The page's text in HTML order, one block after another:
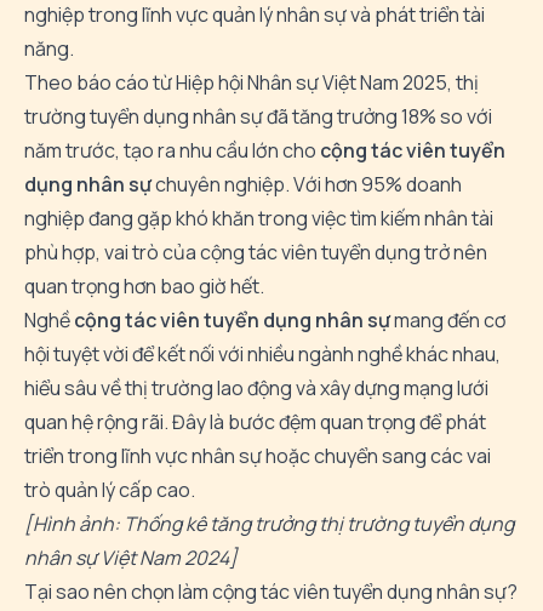
nghiệp trong lĩnh vực quản lý nhân sự và phát triển tài
năng.
Theo báo cáo từ Hiệp hội Nhân sự Việt Nam 2025, thị
trường tuyển dụng nhân sự đã tăng trưởng 18% so với
năm trước, tạo ra nhu cầu lớn cho cộng tác viên tuyển
dụng nhân sựchuyên nghiệp. Với hơn 95% doanh
nghiệp đang gặp khó khăn trong việc tìm kiếm nhân tài
phù hợp, vai trò của cộng tác viên tuyển dụng trở nên
quan trọng hơn bao giờ hết.
Nghềcộng tác viên tuyển dụng nhân sựmang đến cơ
hội tuyệt vời để kết nối với nhiều ngành nghề khác nhau,
hiểu sâu về thị trường lao động và xây dựng mạng lưới
quan hệ rộng rãi. Đây là bước đệm quan trọng để phát
triển trong lĩnh vực nhân sự hoặc chuyển sang các vai
trò quản lý cấp cao.
[Hình ảnh: Thống kê tăng trưởng thị trường tuyển dụng
nhân sự Việt Nam 2024]
Tại sao nên chọn làm cộng tác viên tuyển dụng nhân sự?